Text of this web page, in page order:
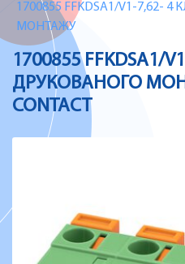
1700855 FFKDSA1/V1-7,62-
МОНТАЖУ
1700855 FFKDSA1/
ДРУКОВАНОГО
CONTACT